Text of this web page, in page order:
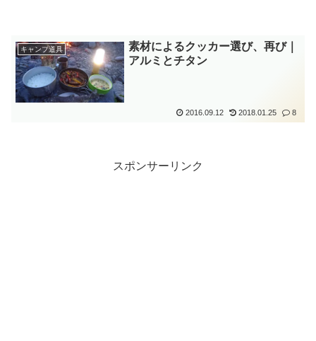
キャンプ道具
素材によるクッカー選び、再び｜
アルミとチタン
2016.09.12 2018.01.25 8
スポンサーリンク